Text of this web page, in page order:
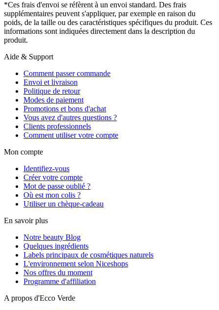
*Ces frais d'envoi se réfèrent à un envoi standard. Des frais
supplémentaires peuvent s'appliquer, par exemple en raison du
poids, de la taille ou des caractéristiques spécifiques du produit. Ces
informations sont indiquées directement dans la description du
produit.
Aide & Support
Comment passer commande
Envoi et livraison
Politique de retour
Modes de paiement
Promotions et bons d'achat
Vous avez d'autres questions ?
Clients professionnels
Comment utiliser votre compte
Mon compte
Identifiez-vous
Créer votre compte
Mot de passe oublié ?
Où est mon colis ?
Utiliser un chèque-cadeau
En savoir plus
Notre beauty Blog
Quelques ingrédients
Labels principaux de cosmétiques naturels
L'environnement selon Niceshops
Nos offres du moment
Programme d'affiliation
A propos d'Ecco Verde